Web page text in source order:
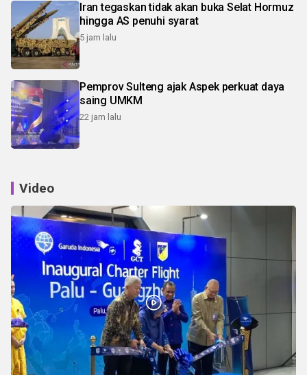
Iran tegaskan tidak akan buka Selat Hormuz
hingga AS penuhi syarat
5 jam lalu
Pemprov Sulteng ajak Aspek perkuat daya
saing UMKM
22 jam lalu
Video